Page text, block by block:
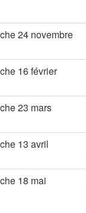
24 novembre
16 février
23 mars
13 avril
18 mai